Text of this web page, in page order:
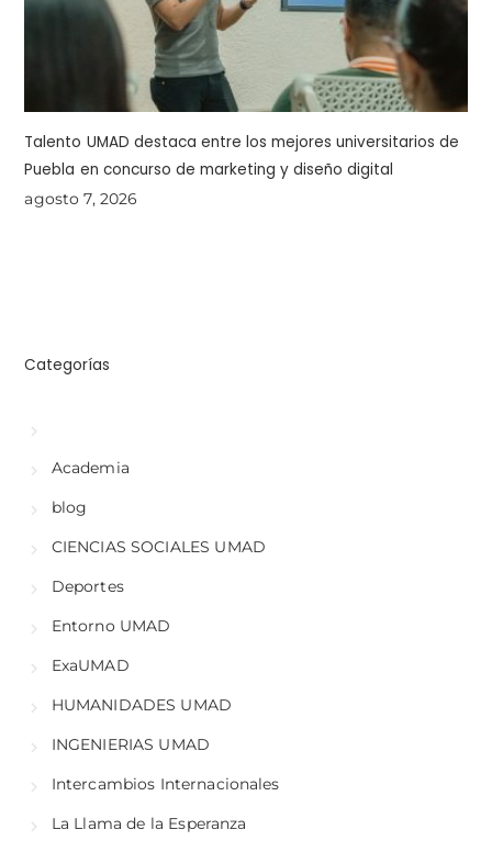
Talento UMAD destaca entre los mejores universitarios de
Puebla en concurso de marketing y diseño digital
agosto 7, 2026
Categorías
Academia
blog
CIENCIAS SOCIALES UMAD
Deportes
Entorno UMAD
ExaUMAD
HUMANIDADES UMAD
INGENIERIAS UMAD
Intercambios Internacionales
La Llama de la Esperanza